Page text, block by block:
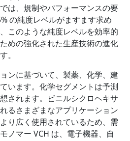
は、規制やパフォーマンスの要
の純度レベルがますます求め
このような純度レベルを効率的
めの強化された生産技術の進化
。
ンに基づいて、製薬、化学、建
います。化学セグメントは予測
されます。ビニルシクロヘキサ
るさまざまなアプリケーション
り広く使用されているため、需
ノマー VCH は、電子機器、自